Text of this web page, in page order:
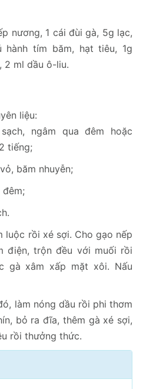
nương, 1 cái đùi gà, 5g lạc,
hành tím băm, hạt tiêu, 1g
2 ml dầu ô-liu.
liệu:
ngâm qua đêm hoặc
tiếng;
băm nhuyễn;
đêm;
luộc rồi xé sợi. Cho gạo nếp
điện, trộn đều với muối rồi
gà xâm xấp mặt xôi. Nấu
làm nóng dầu rồi phi thơm
bỏ ra đĩa, thêm gà xé sợi,
rồi thưởng thức.